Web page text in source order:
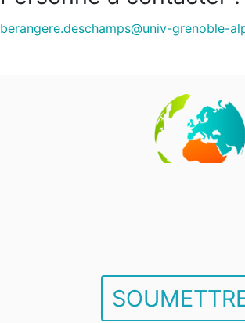
berangere.deschamps@univ-grenoble-